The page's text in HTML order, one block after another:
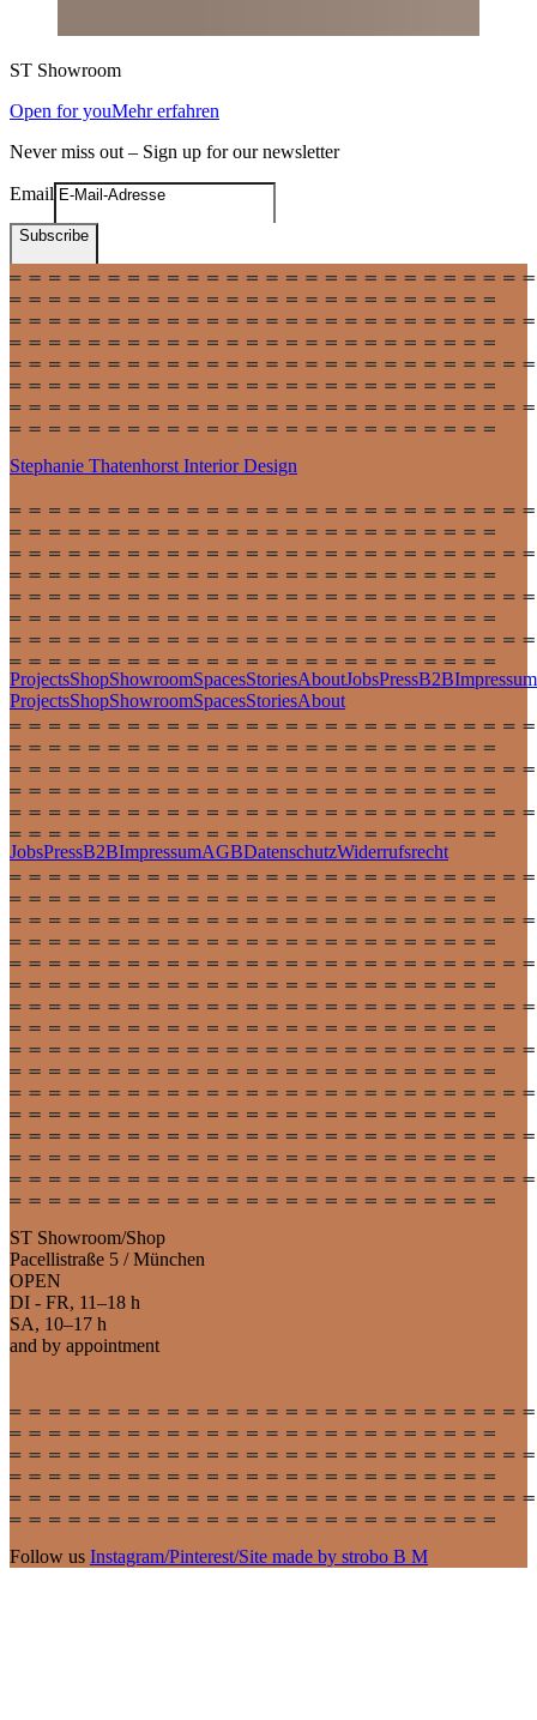
ST Showroom
Open for youMehr erfahren
Never miss out – Sign up for our newsletter
Email
Subscribe
Stephanie Thatenhorst Interior Design
ProjectsShopShowroomSpacesStoriesAboutJobsPressB2BImpressum
ProjectsShopShowroomSpacesStoriesAbout
JobsPressB2BImpressumAGBDatenschutzWiderrufsrecht
ST Showroom/Shop
Pacellistraße 5 / München
OPEN
DI - FR, 11–18 h
SA, 10–17 h
and by appointment
Follow us Instagram/Pinterest/Site made by strobo B M